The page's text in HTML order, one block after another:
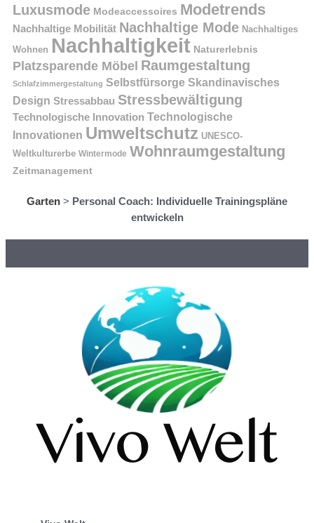
Luxusmode Modeaccessoires Modetrends
Nachhaltige Mobilität Nachhaltige Mode Nachhaltiges
Wohnen Nachhaltigkeit Naturerlebnis
Platzsparende Möbel Raumgestaltung
Schlafzimmergestaltung Selbstfürsorge Skandinavisches
Design Stressabbau Stressbewältigung
Technologische Innovation Technologische
Innovationen Umweltschutz UNESCO-
Weltkulturerbe Wintermode Wohnraumgestaltung
Zeitmanagement
Garten > Personal Coach: Individuelle Trainingspläne
entwickeln